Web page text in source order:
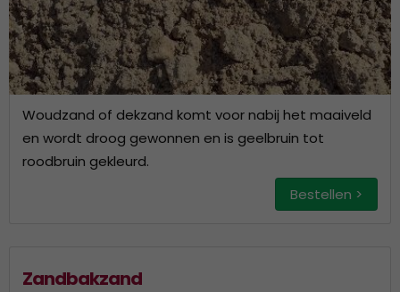
Woudzand of dekzand komt voor nabij het maaiveld
en wordt droog gewonnen en is geelbruin tot
roodbruin gekleurd.
Bestellen >
Zandbakzand